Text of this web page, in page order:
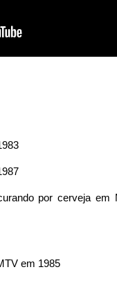
por cerveja em
em 1985